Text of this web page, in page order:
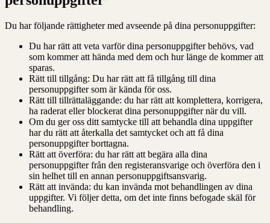
Du har följande rättigheter med avseende på dina personuppgifter:
Du har rätt att veta varför dina personuppgifter behövs, vad
som kommer att hända med dem och hur länge de kommer att
sparas.
Rätt till tillgång: Du har rätt att få tillgång till dina
personuppgifter som är kända för oss.
Rätt till tillrättaläggande: du har rätt att komplettera, korrigera,
ha raderat eller blockerat dina personuppgifter när du vill.
Om du ger oss ditt samtycke till att behandla dina uppgifter
har du rätt att återkalla det samtycket och att få dina
personuppgifter borttagna.
Rätt att överföra: du har rätt att begära alla dina
personuppgifter från den registeransvarige och överföra den i
sin helhet till en annan personuppgiftsansvarig.
Rätt att invända: du kan invända mot behandlingen av dina
uppgifter. Vi följer detta, om det inte finns befogade skäl för
behandling.